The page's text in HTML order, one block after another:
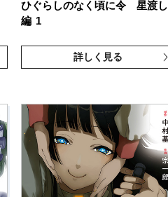
ひぐらしのなく頃に令 星渡し
編 1
詳しく見る